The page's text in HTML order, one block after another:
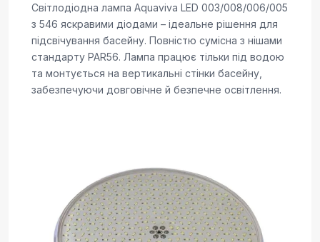
Світлодіодна лампа Aquaviva LED 003/008/006/005
з 546 яскравими діодами – ідеальне рішення для
підсвічування басейну. Повністю сумісна з нішами
стандарту PAR56. Лампа працює тільки під водою
та монтується на вертикальні стінки басейну,
забезпечуючи довговічне й безпечне освітлення.